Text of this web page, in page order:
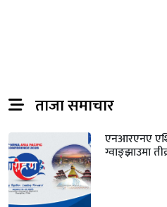
ताजा समाचार
एनआरएनए
ग्वाङ्झाउमा